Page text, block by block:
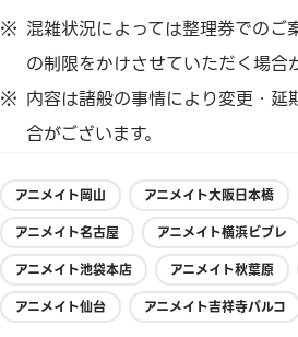
混雑状況によっては整理券でのご
の制限をかけさせていただく場合
内容は諸般の事情により変更・延
合がございます。
アニメイト岡山
アニメイト大阪日本橋
アニメイト名古屋
アニメイト横浜ビブレ
アニメイト池袋本店
アニメイト秋葉原
アニメイト仙台
アニメイト吉祥寺パルコ